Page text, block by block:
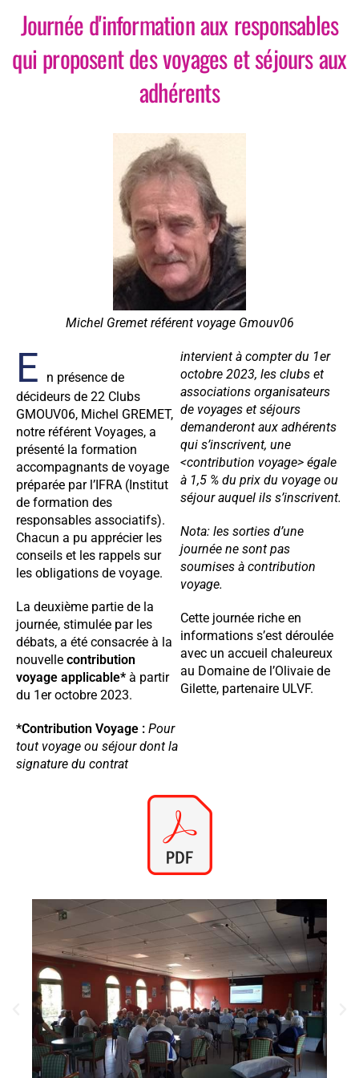
Journée d'information aux responsables
qui proposent des voyages et séjours aux
adhérents
Michel Gremet référent voyage Gmouv06
E
n présence de
décideurs de 22 Clubs
GMOUV06, Michel GREMET,
notre référent Voyages, a
présenté la formation
accompagnants de voyage
préparée par l’IFRA (Institut
de formation des
responsables associatifs).
Chacun a pu apprécier les
conseils et les rappels sur
les obligations de voyage.
La deuxième partie de la
journée, stimulée par les
débats, a été consacrée à la
nouvelle contribution
voyage applicable* à partir
du 1er octobre 2023.
*Contribution Voyage : Pour
tout voyage ou séjour dont la
signature du contrat
intervient à compter du 1er
octobre 2023, les clubs et
associations organisateurs
de voyages et séjours
demanderont aux adhérents
qui s’inscrivent, une
<contribution voyage> égale
à 1,5 % du prix du voyage ou
séjour auquel ils s’inscrivent.
Nota: les sorties d’une
journée ne sont pas
soumises à contribution
voyage.
Cette journée riche en
informations s’est déroulée
avec un accueil chaleureux
au Domaine de l’Olivaie de
Gilette, partenaire ULVF.